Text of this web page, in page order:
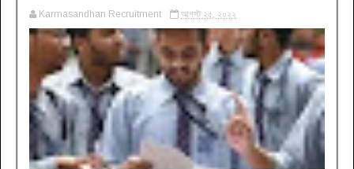
Karmasandhan Recruitment আগস্ট ২৫, ২০২২